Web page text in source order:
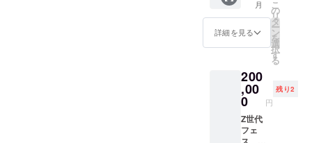
で、予
めご了
承くだ
60分×1
回 ・有
効期
限：
2025年
3月末ま
るため
のスキ
ル ー
かした
自己成
長方法
※状況に
応じ
て、内
社取締
役大川
による
内定
者・新
向け｜
若手ビ
ジネス
基礎研
修の実
施 ービ
月
詳細を見る
こ
の
リ
タ
ー
ン
を
選
択
す
る
200
,00
0 円
残り2
Z世代
フェ